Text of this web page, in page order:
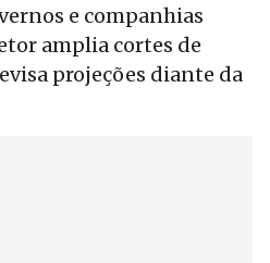
e companhias
amplia cortes de
projeções diante da